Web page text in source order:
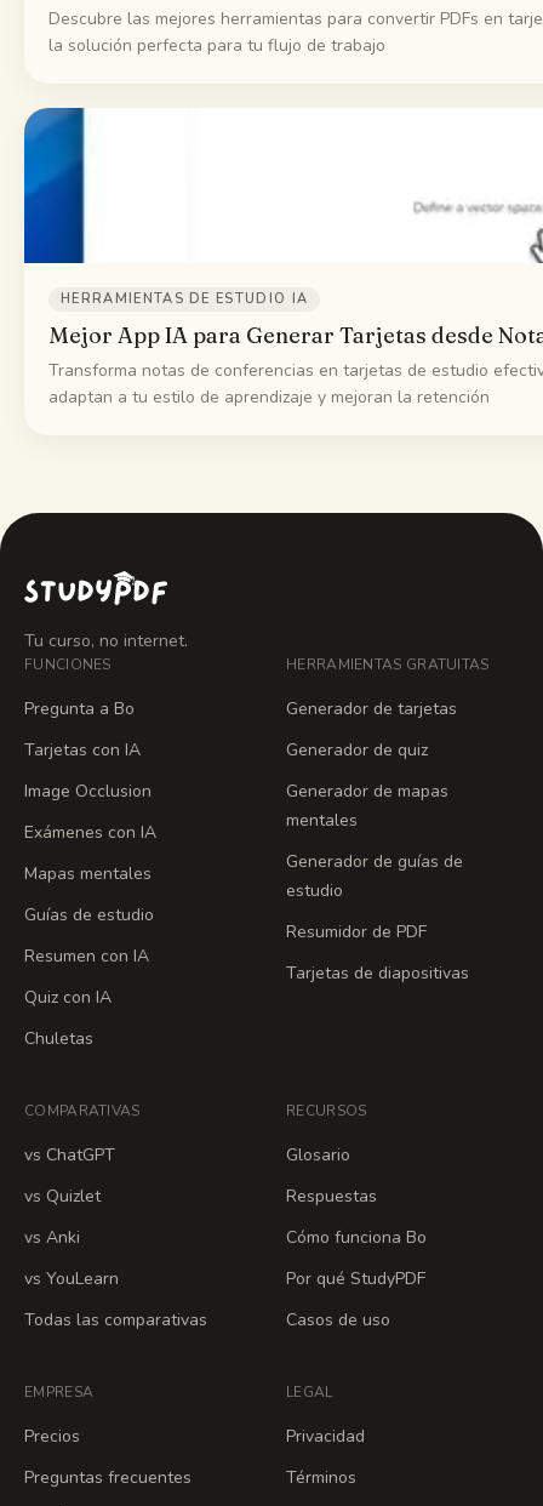
Descubre las mejores herramientas para convertir PDFs en
la solución perfecta para tu flujo de trabajo
HERRAMIENTAS DE ESTUDIO IA
Mejor App IA para Generar Tarjetas desde
Transforma notas de conferencias en tarjetas de estudio
adaptan a tu estilo de aprendizaje y mejoran la retención
Tu curso, no internet.
FUNCIONES
Pregunta a Bo
Tarjetas con IA
Image Occlusion
Exámenes con IA
Mapas mentales
Guías de estudio
Resumen con IA
Quiz con IA
Chuletas
HERRAMIENTAS GRATUITAS
Generador de tarjetas
Generador de quiz
Generador de mapas
mentales
Generador de guías de
estudio
Resumidor de PDF
Tarjetas de diapositivas
COMPARATIVAS
vs ChatGPT
vs Quizlet
vs Anki
vs YouLearn
Todas las comparativas
RECURSOS
Glosario
Respuestas
Cómo funciona Bo
Por qué StudyPDF
Casos de uso
EMPRESA
Precios
Preguntas frecuentes
LEGAL
Privacidad
Términos